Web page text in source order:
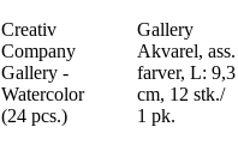
Creativ
Company
Gallery -
Watercolor
(24 pcs.)
Gallery
Akvarel, ass.
farver, L: 9,3
cm, 12 stk./
1 pk.